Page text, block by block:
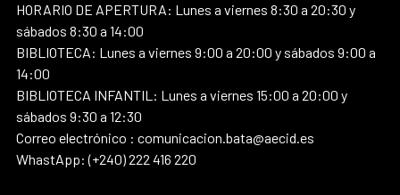
HORARIO DE APERTURA: Lunes a viernes 8:30 a 20:30 y
sábados 8:30 a 14:00
BIBLIOTECA: Lunes a viernes 9:00 a 20:00 y sábados 9:00 a
14:00
BIBLIOTECA INFANTIL: Lunes a viernes 15:00 a 20:00 y
sábados 9:30 a 12:30
Correo electrónico : comunicacion.bata@aecid.es
WhastApp: (+240) 222 416 220